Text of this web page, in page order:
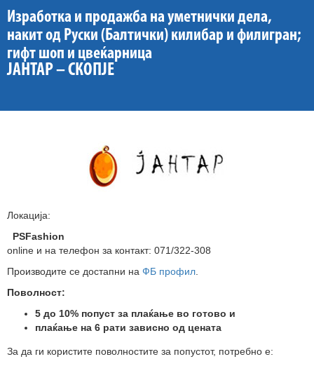
Изработка и продажба на уметнички дела,
накит од Руски (Балтички) килибар и филигран;
гифт шоп и цвеќарница
ЈАНТАР – СКОПЈЕ
Локација:
PSFashion
online и на телефон за контакт: 071/322-308
Производите се достапни на ФБ профил
Поволност:
5 до 10% попуст за плаќање во готово и
плаќање на 6 рати зависно од цената
За да ги користите поволностите за попустот, потребно е: